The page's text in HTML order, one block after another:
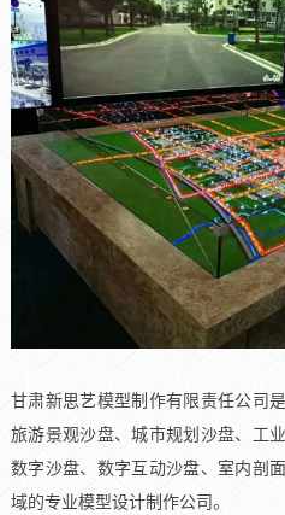
甘肃新思艺模型制作有限责任公司
旅游景观沙盘、城市规划沙盘、工
数字沙盘、数字互动沙盘、室内剖
域的专业模型设计制作公司。